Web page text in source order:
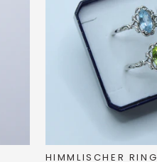
HIMMLISCHER RING